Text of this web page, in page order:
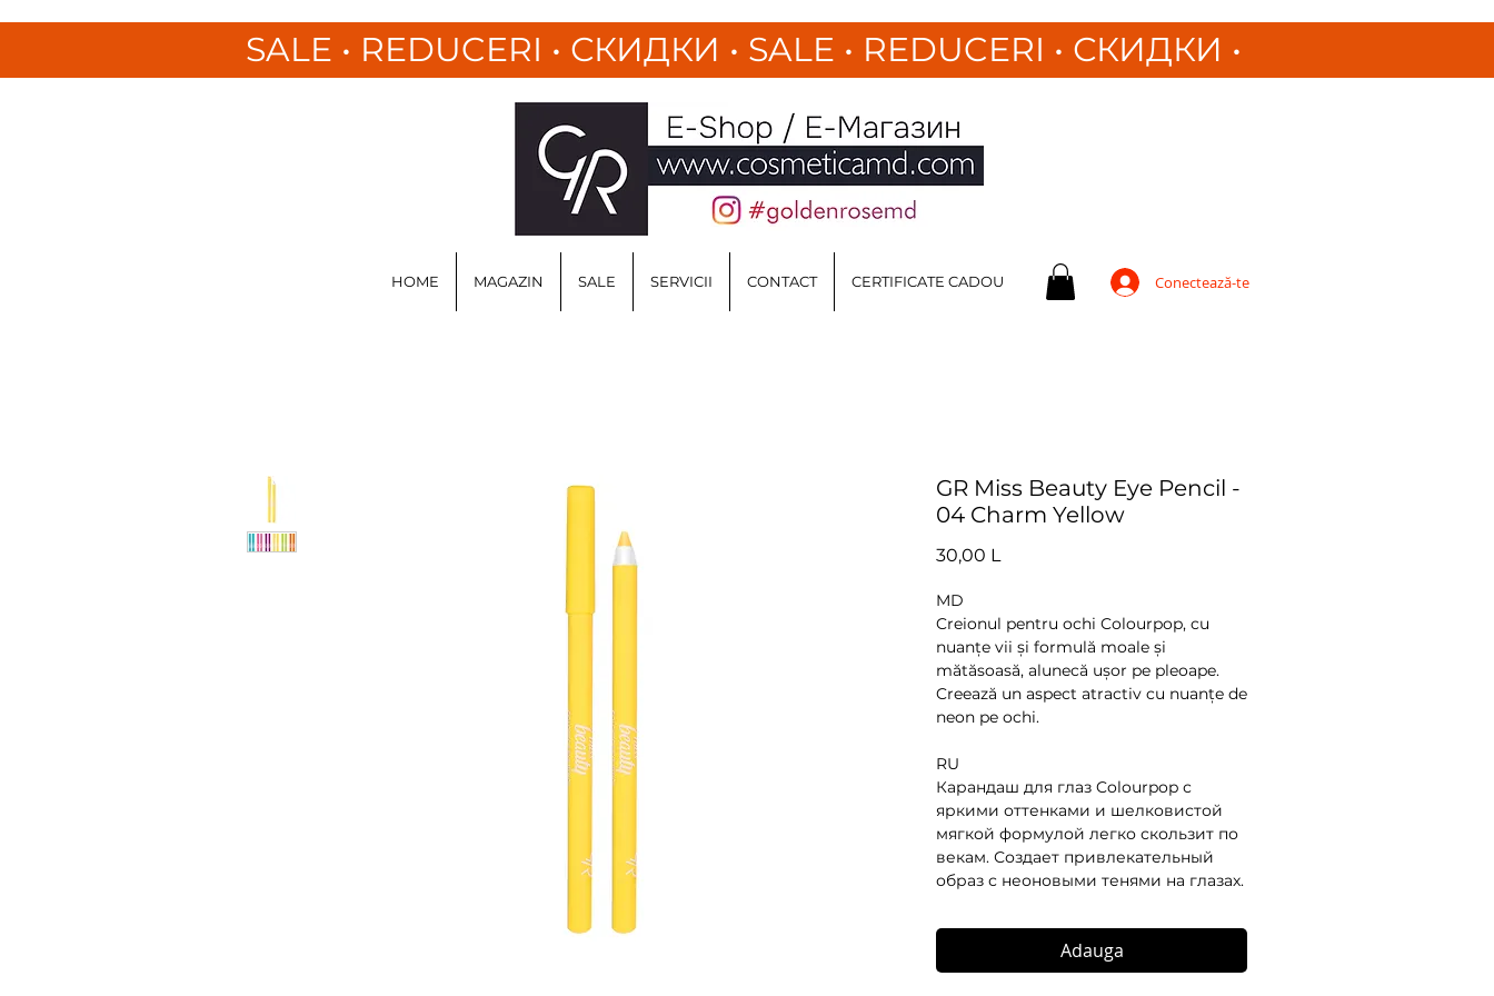
SALE • REDUCERI • СКИДКИ • SALE • REDUCERI • СКИДКИ •
HOME MAGAZIN SALE SERVICII CONTACT CERTIFICATE CADOU Conectează-te
GR Miss Beauty Eye Pencil -
04 Charm Yellow
30,00 L
MD
Creionul pentru ochi Colourpop, cu
nuanțe vii și formulă moale și
mătăsoasă, alunecă ușor pe pleoape.
Creează un aspect atractiv cu nuanțe de
neon pe ochi.
RU
Карандаш для глаз Colourpop с
яркими оттенками и шелковистой
мягкой формулой легко скользит по
векам. Создает привлекательный
образ с неоновыми тенями на глазах.
Adauga